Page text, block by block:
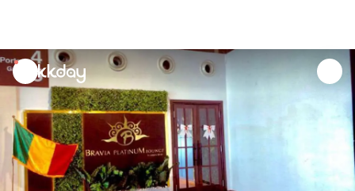
unread
notifications